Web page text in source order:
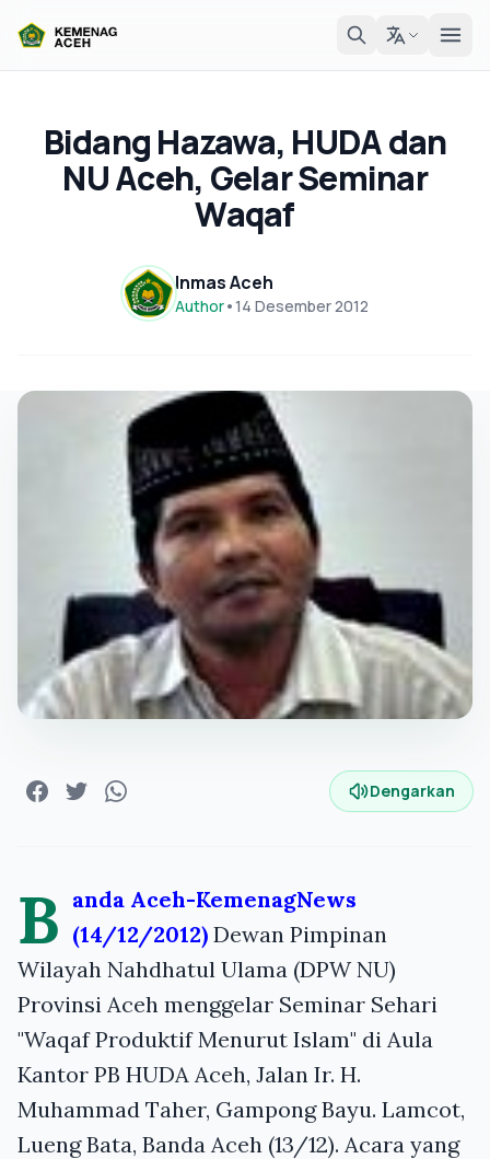
Bidang Hazawa, HUDA dan
NU Aceh, Gelar Seminar
Waqaf
Inmas Aceh
Author•14 Desember 2012
Dengarkan
B anda Aceh-KemenagNews
(14/12/2012) Dewan Pimpinan
Wilayah Nahdhatul Ulama (DPW NU)
Provinsi Aceh menggelar Seminar Sehari
"Waqaf Produktif Menurut Islam" di Aula
Kantor PB HUDA Aceh, Jalan Ir. H.
Muhammad Taher, Gampong Bayu. Lamcot,
Lueng Bata, Banda Aceh (13/12). Acara yang